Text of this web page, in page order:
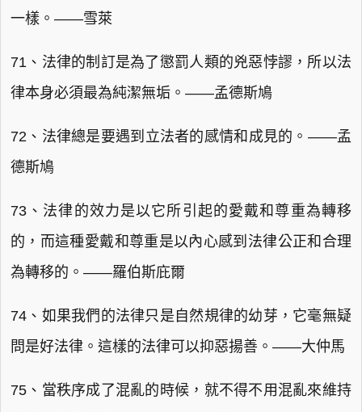
一樣。——雪萊
71、法律的制訂是為了懲罰人類的兇惡悖謬，所以法
律本身必須最為純潔無垢。——孟德斯鳩
72、法律總是要遇到立法者的感情和成見的。——孟
德斯鳩
73、法律的效力是以它所引起的愛戴和尊重為轉移
的，而這種愛戴和尊重是以內心感到法律公正和合理
為轉移的。——羅伯斯庇爾
74、如果我們的法律只是自然規律的幼芽，它毫無疑
問是好法律。這樣的法律可以抑惡揚善。——大仲馬
75、當秩序成了混亂的時候，就不得不用混亂來維持